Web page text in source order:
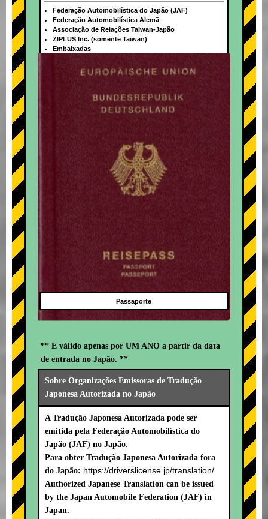
+
Federação Automobilística do Japão (JAF)
Federação Automobilística Alemã
Associação de Relações Taiwan-Japão
ZIPLUS Inc. (somente Taiwan)
Embaixadas
Passaporte
** É válido apenas por UM ANO a partir da data
de entrada no Japão. **
Sobre Organizações Emissoras de Tradução
Japonesa Autorizada no Japão
A Tradução Japonesa Autorizada pode ser
emitida pela Federação Automobilística do
Japão (JAF) no Japão.
Para obter Tradução Japonesa Autorizada fora
do Japão: https://driverslicense.jp/translation/
Authorized Japanese Translation can be issued
by the Japan Automobile Federation (JAF) in
Japan.